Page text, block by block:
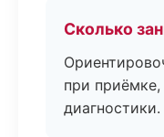
Сколько
при
диагностики.